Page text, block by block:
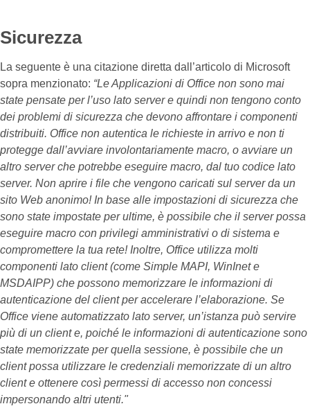
Sicurezza
La seguente è una citazione diretta dall’articolo di Microsoft
sopra menzionato: “Le Applicazioni di Office non sono mai
state pensate per l’uso lato server e quindi non tengono conto
dei problemi di sicurezza che devono affrontare i componenti
distribuiti. Office non autentica le richieste in arrivo e non ti
protegge dall’avviare involontariamente macro, o avviare un
altro server che potrebbe eseguire macro, dal tuo codice lato
server. Non aprire i file che vengono caricati sul server da un
sito Web anonimo! In base alle impostazioni di sicurezza che
sono state impostate per ultime, è possibile che il server possa
eseguire macro con privilegi amministrativi o di sistema e
compromettere la tua rete! Inoltre, Office utilizza molti
componenti lato client (come Simple MAPI, WinInet e
MSDAIPP) che possono memorizzare le informazioni di
autenticazione del client per accelerare l’elaborazione. Se
Office viene automatizzato lato server, un’istanza può servire
più di un client e, poiché le informazioni di autenticazione sono
state memorizzate per quella sessione, è possibile che un
client possa utilizzare le credenziali memorizzate di un altro
client e ottenere così permessi di accesso non concessi
impersonando altri utenti."